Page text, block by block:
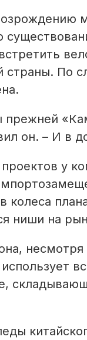
По
прежней
он. – И в
у
колеса
ниши на